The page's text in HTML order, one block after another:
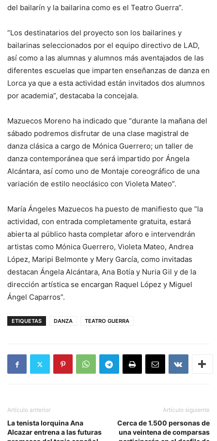
del bailarín y la bailarina como es el Teatro Guerra”.
“Los destinatarios del proyecto son los bailarines y
bailarinas seleccionados por el equipo directivo de LAD,
así como a las alumnas y alumnos más aventajados de las
diferentes escuelas que imparten enseñanzas de danza en
Lorca ya que a esta actividad están invitados dos alumnos
por academia”, destacaba la concejala.
Mazuecos Moreno ha indicado que “durante la mañana del
sábado podremos disfrutar de una clase magistral de
danza clásica a cargo de Mónica Guerrero; un taller de
danza contemporánea que será impartido por Ángela
Alcántara, así como uno de Montaje coreográfico de una
variación de estilo neoclásico con Violeta Mateo”.
María Ángeles Mazuecos ha puesto de manifiesto que “la
actividad, con entrada completamente gratuita, estará
abierta al público hasta completar aforo e intervendrán
artistas como Mónica Guerrero, Violeta Mateo, Andrea
López, Maripi Belmonte y Mery García, como invitadas
destacan Ángela Alcántara, Ana Botía y Nuria Gil y de la
dirección artística se encargan Raquel López y Miguel
Ángel Caparros”.
ETIQUETAS DANZA TEATRO GUERRA
Artículo anterior
La tenista lorquina Ana
Alcazar entrena a las futuras
Artículo siguiente
Cerca de 1.500 personas de
una veintena de comparsas